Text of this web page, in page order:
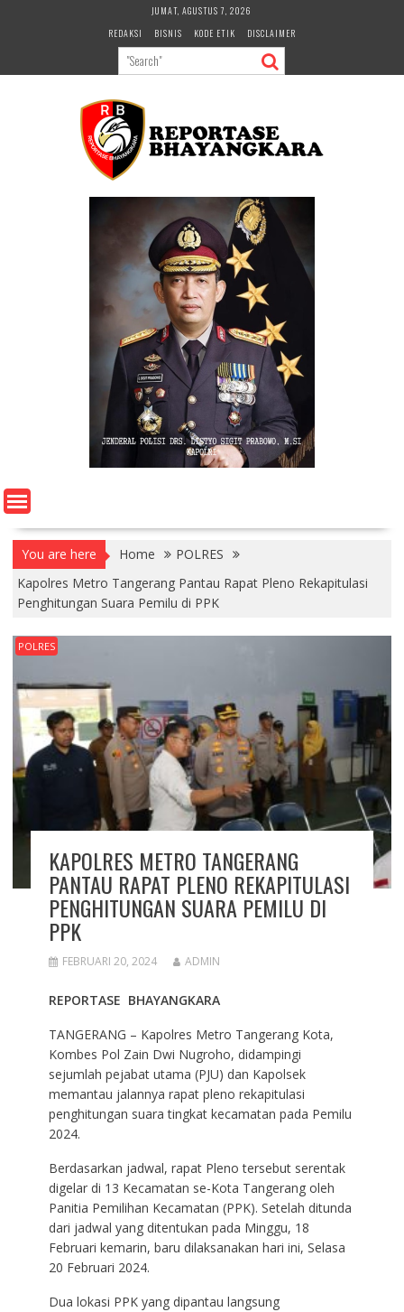
JUMAT, AGUSTUS 7, 2026
REDAKSI
BISNIS KODE ETIK DISCLAIMER
You are here Home
POLRES
Kapolres Metro Tangerang Pantau Rapat Pleno Rekapitulasi
Penghitungan Suara Pemilu di PPK
POLRES
KAPOLRES METRO TANGERANG
PANTAU RAPAT PLENO REKAPITULASI
PENGHITUNGAN SUARA PEMILU DI
PPK
FEBRUARI 20, 2024 ADMIN
REPORTASE BHAYANGKARA
TANGERANG – Kapolres Metro Tangerang Kota,
Kombes Pol Zain Dwi Nugroho, didampingi
sejumlah pejabat utama (PJU) dan Kapolsek
memantau jalannya rapat pleno rekapitulasi
penghitungan suara tingkat kecamatan pada Pemilu
2024.
Berdasarkan jadwal, rapat Pleno tersebut serentak
digelar di 13 Kecamatan se-Kota Tangerang oleh
Panitia Pemilihan Kecamatan (PPK). Setelah ditunda
dari jadwal yang ditentukan pada Minggu, 18
Februari kemarin, baru dilaksanakan hari ini, Selasa
20 Februari 2024.
Dua lokasi PPK yang dipantau langsung